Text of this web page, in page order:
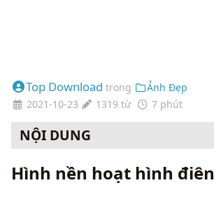
Top Download trong
Ảnh Đẹp
2021-10-23
1319 từ 7 phút
NỘI DUNG
Hình nền hoạt hình điên